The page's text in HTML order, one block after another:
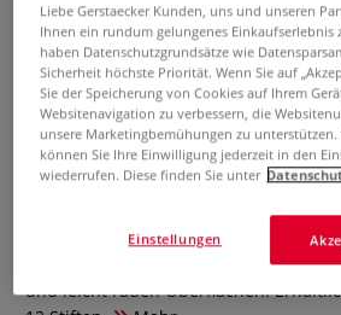
KOH-I-NOOR
Weißkreide-Stift
Fettfreier, holzgefasster KOH-I-NOOR
Weißkreide-Stift für Skizzen und
und leicht rauen Oberflächen.
Liebe Gerstaecker Kunden, uns und unseren
Ihnen ein rundum gelungenes Einkaufserlebnis
haben Datenschutzgrundsätze wie
Sicherheit höchste Priorität. Wenn Sie auf
Sie der Speicherung von Cookies auf Ihrem
Websitenavigation zu verbessern, die
unsere Marketingbemühungen zu unterstützen.
können Sie Ihre Einwilligung jederzeit in den
wiederrufen. Diese finden Sie unter
Einstellungen